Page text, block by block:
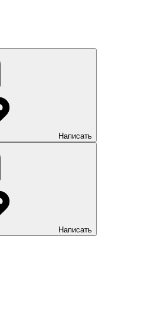
Написать
Написать